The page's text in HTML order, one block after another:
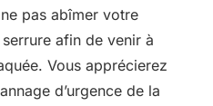
pas abîmer votre
afin de venir à
Vous apprécierez
d’urgence de la